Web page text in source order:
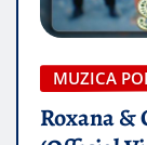
MUZICA
Roxana &